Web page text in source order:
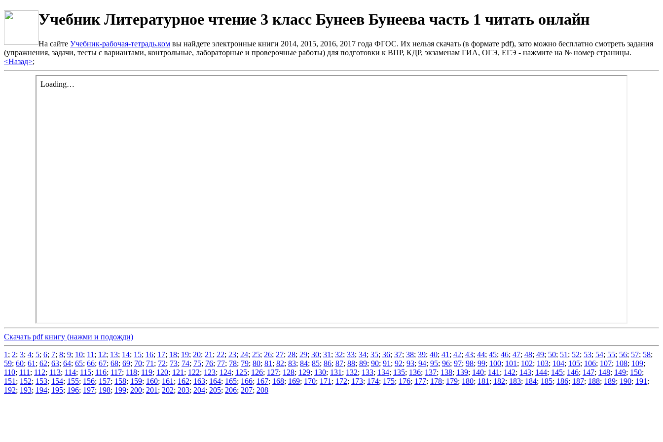
Учебник Литературное чтение 3 класс Бунеев Бунеева часть 1 читать онлайн
На сайте Учебник-рабочая-тетрадь.ком вы найдете электронные книги 2014, 2015, 2016, 2017 года ФГОС. Их нельзя скачать (в формате pdf), зато можно бесплатно смотреть задания
(упражнения, задачи, тесты с вариантами, контрольные, лабораторные и проверочные работы) для подготовки к ВПР, КДР, экзаменам ГИА, ОГЭ, ЕГЭ - нажмите на № номер страницы.
<Назад>;
Скачать pdf книгу (нажми и подожди)
1 ; 2; 3; 4; 5; 6; 7; 8; 9; 10; 11 ; 12; 13; 14; 15; 16; 17; 18; 19; 20; 21 ; 22; 23; 24; 25; 26; 27; 28; 29; 30; 31 ; 32; 33; 34; 35; 36; 37; 38; 39; 40; 41 ; 42; 43; 44; 45; 46; 47; 48; 49; 50; 51 ; 52; 53; 54; 55; 56; 57; 58;
59; 60; 61 ; 62; 63; 64; 65; 66; 67; 68; 69; 70; 71 ; 72; 73; 74; 75; 76; 77; 78; 79; 80; 81 ; 82; 83; 84; 85; 86; 87; 88; 89; 90; 91 ; 92; 93; 94; 95; 96; 97; 98; 99; 100; 101 ; 102; 103; 104; 105; 106; 107; 108; 109;
110; 111 ; 112; 113; 114; 115; 116; 117; 118; 119; 120; 121 ; 122; 123; 124; 125; 126; 127; 128; 129; 130; 131 ; 132; 133; 134; 135; 136; 137; 138; 139; 140; 141 ; 142; 143; 144; 145; 146; 147; 148; 149; 150;
151 ; 152; 153; 154; 155; 156; 157; 158; 159; 160; 161 ; 162; 163; 164; 165; 166; 167; 168; 169; 170; 171 ; 172; 173; 174; 175; 176; 177; 178; 179; 180; 181 ; 182; 183; 184; 185; 186; 187; 188; 189; 190; 191 ;
192; 193; 194; 195; 196; 197; 198; 199; 200; 201 ; 202; 203; 204; 205; 206; 207; 208